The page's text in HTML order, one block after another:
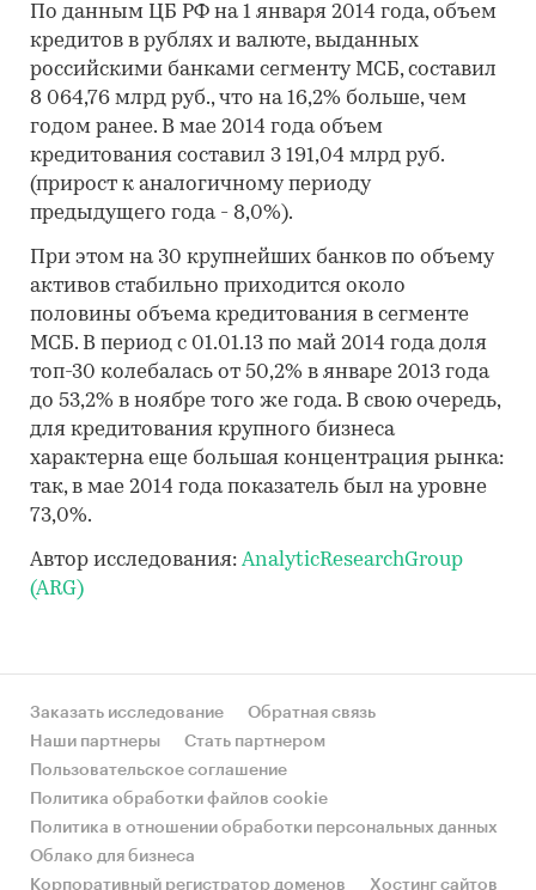
По данным ЦБ РФ на 1 января 2014 года, объем
кредитов в рублях и валюте, выданных
российскими банками сегменту МСБ, составил
8 064,76 млрд руб., что на 16,2% больше, чем
годом ранее. В мае 2014 года объем
кредитования составил 3 191,04 млрд руб.
(прирост к аналогичному периоду
предыдущего года - 8,0%).
При этом на 30 крупнейших банков по объему
активов стабильно приходится около
половины объема кредитования в сегменте
МСБ. В период с 01.01.13 по май 2014 года доля
топ-30 колебалась от 50,2% в январе 2013 года
до 53,2% в ноябре того же года. В свою очередь,
для кредитования крупного бизнеса
характерна еще большая концентрация рынка:
так, в мае 2014 года показатель был на уровне
73,0%.
Автор исследования: AnalyticResearchGroup
(ARG)
Заказать исследование
Обратная связь
Наши партнеры
Стать партнером
Пользовательское соглашение
Политика обработки файлов cookie
Политика в отношении обработки персональных данных
Облако для бизнеса
Корпоративный регистратор доменов
Хостинг сайтов